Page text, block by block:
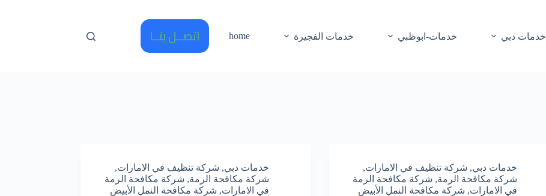
خدمات دبي خدمات-ابوظبي خدمات الفجيرة home اتصــل بنــا
خدمات دبي, شركة تنظيف في الامارات,
شركة مكافحة الرمة, شركة مكافحة الرمة
في الامارات, شركة مكافحة النمل الأبيض
خدمات دبي, شركة تنظيف في الامارات,
شركة مكافحة الرمة, شركة مكافحة الرمة
في الامارات, شركة مكافحة النمل الأبيض